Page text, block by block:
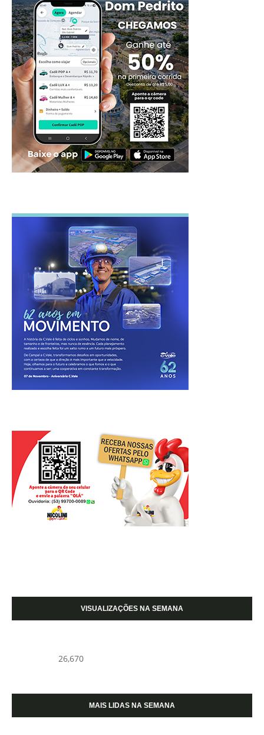
VISUALIZAÇÕES NA SEMANA
26,670
MAIS LIDAS NA SEMANA